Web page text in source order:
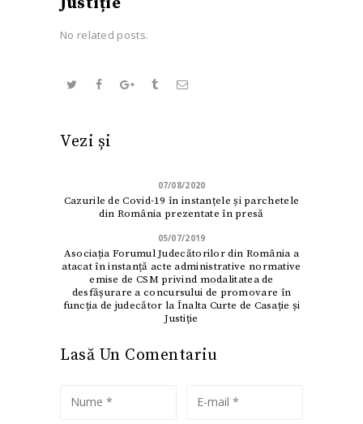
No related posts.
Vezi și
07/08/2020
Cazurile de Covid-19 în instanțele și parchetele
din România prezentate în presă
05/07/2019
Asociația Forumul Judecătorilor din România a
atacat în instanță acte administrative normative
emise de CSM privind modalitatea de
desfășurare a concursului de promovare în
funcția de judecător la Înalta Curte de Casație și
Justiție
Lasă Un Comentariu